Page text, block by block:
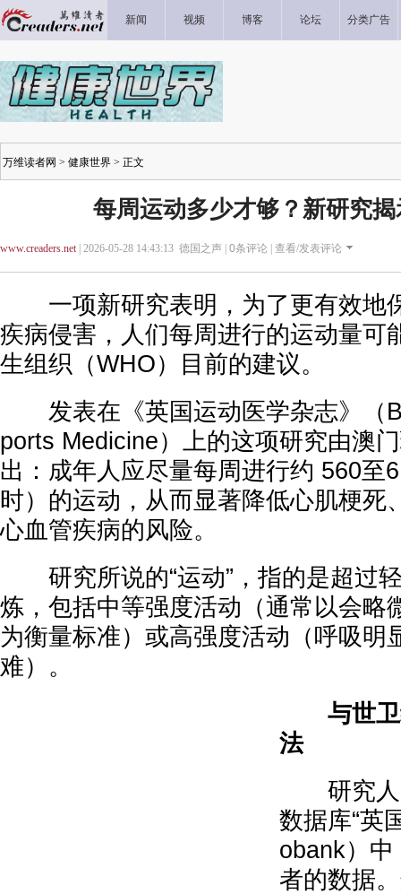
新闻 视频 博客 论坛 分类广告
万维读者网 > 健康世界 > 正文
每周运动多少才够？新研究
www.creaders.net| 2026-05-28 14:43:13 德国之声 | 0条评论 | 查看/发表评论
一项新研究表明，为了更有效地
疾病侵害，人们每周进行的运动量可
生组织（WHO）目前的建议。
发表在《英国运动医学杂志》（
ports Medicine）上的这项研究由澳
出：成年人应尽量每周进行约 560至
时）的运动，从而显著降低心肌梗死
心血管疾病的风险。
研究所说的“运动”，指的是超过
炼，包括中等强度活动（通常以会略
为衡量标准）或高强度活动（呼吸明
难）。
与世
法
研究人
数据库“英
obank）
者的数据